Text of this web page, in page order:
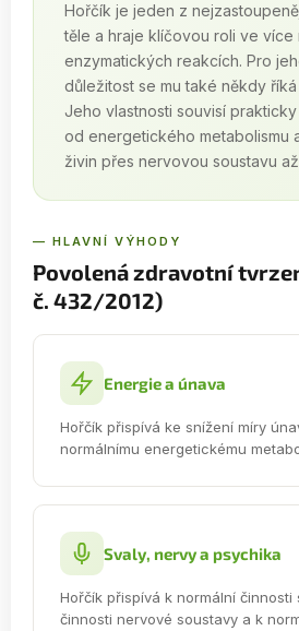
Hořčík je jeden z
těle a hraje klíčovou roli ve více
enzymatických reakcích. Pro
důležitost se mu také někdy
Jeho vlastnosti souvisí
od energetického metabolismu
živin přes nervovou soustavu
— HLAVNÍ VÝHODY
Povolená zdravotní
č. 432/2012)
Energie a únava
Hořčík přispívá ke snížení míry
normálnímu energetickému
Svaly, nervy a psychika
Hořčík přispívá k normální činnosti
činnosti nervové soustavy a k